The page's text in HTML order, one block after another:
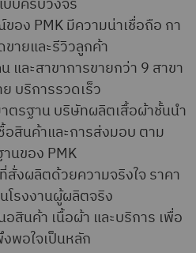
บครบวงจร
อง PMK มีความน่าเชื่อถือ กา
ายและรีวิวลูกค้า
และสาขาการขายกว่า 9 สาขา
ย บริการรวดเร็ว
ตรฐาน บริษัทผลิตเสื้อผ้าชั้นนำ
สินค้าและการส่งมอบ ตาม
นของ PMK
สั่งผลิตด้วยความจริงใจ ราคา
โรงงานผู้ผลิตจริง
อสินค้า เนื้อผ้า และบริการ เพื่อ
พอใจเป็นหลัก